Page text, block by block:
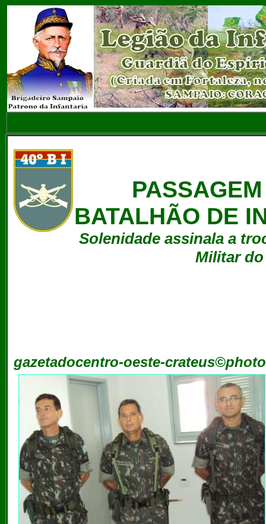
BATALHÃO DE
Solenidade assinala a
Militar do
gazetadocentro-oeste-crateus©photo